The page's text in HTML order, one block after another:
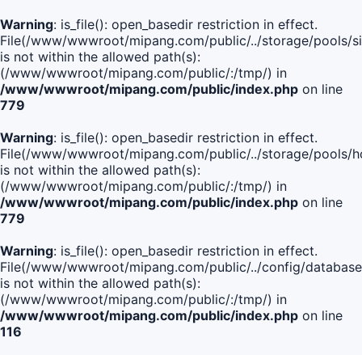
Warning: is_file(): open_basedir restriction in effect.
File(/www/wwwroot/mipang.com/public/../storage/pools/
is not within the allowed path(s):
(/www/wwwroot/mipang.com/public/:/tmp/) in
/www/wwwroot/mipang.com/public/index.php on line
779
Warning: is_file(): open_basedir restriction in effect.
File(/www/wwwroot/mipang.com/public/../storage/pools/
is not within the allowed path(s):
(/www/wwwroot/mipang.com/public/:/tmp/) in
/www/wwwroot/mipang.com/public/index.php on line
779
Warning: is_file(): open_basedir restriction in effect.
File(/www/wwwroot/mipang.com/public/../config/
is not within the allowed path(s):
(/www/wwwroot/mipang.com/public/:/tmp/) in
/www/wwwroot/mipang.com/public/index.php on line
116